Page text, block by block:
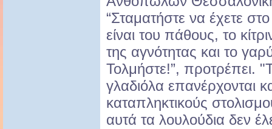
“Σταματήστε να έχετε
είναι του πάθους, το
της αγνότητας και το
Τολμήστε!”, προτρέπει.
γλαδιόλα επανέρχονται
καταπληκτικούς
αυτά τα λουλούδια δεν